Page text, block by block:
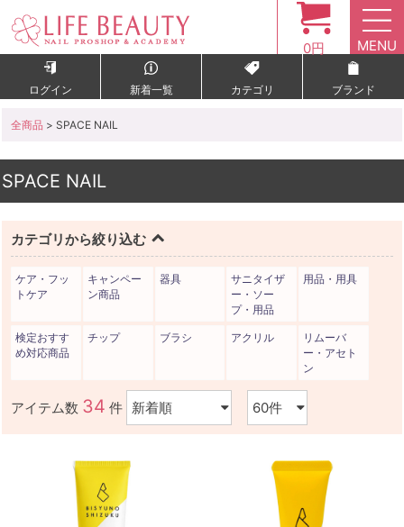
0円 MENU
ログイン 新着一覧 カテゴリ ブランド
全商品 > SPACE NAIL
SPACE NAIL
カテゴリから絞り込む
ケア・フッ
トケア
キャンペー
ン商品
器具
サニタイザ
ー・ソー
プ・用品
用品・用具
検定おすす
め対応商品
チップ ブラシ アクリル
リムーバ
ー・アセト
ン
アイテム数 34 件